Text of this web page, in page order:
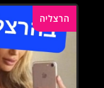
הרצליה